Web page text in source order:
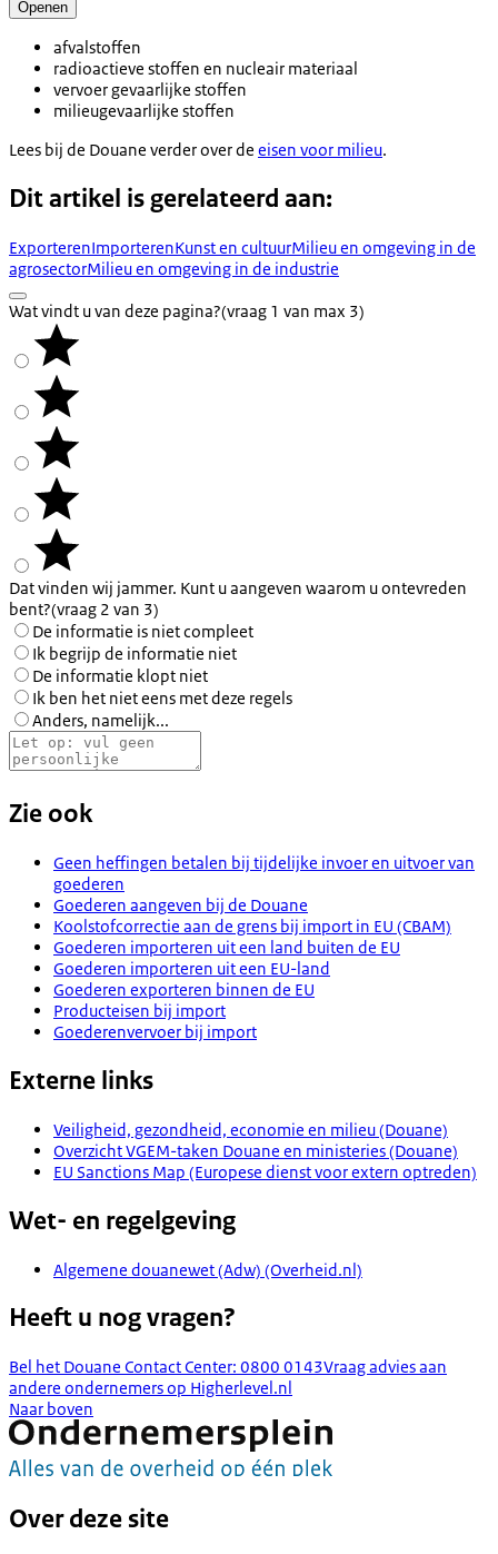
Openen
afvalstoffen
radioactieve stoffen en nucleair materiaal
vervoer gevaarlijke stoffen
milieugevaarlijke stoffen
Lees bij de Douane verder over de eisen voor milieu.
Dit artikel is gerelateerd aan:
ExporterenImporterenKunst en cultuurMilieu en omgeving in de
agrosectorMilieu en omgeving in de industrie
Wat vindt u van deze pagina?(vraag 1 van max 3)
Dat vinden wij jammer. Kunt u aangeven waarom u ontevreden
bent?(vraag 2 van 3)
De informatie is niet compleet
Ik begrijp de informatie niet
De informatie klopt niet
Ik ben het niet eens met deze regels
Anders, namelijk...
Zie ook
Geen heffingen betalen bij tijdelijke invoer en uitvoer van
goederen
Goederen aangeven bij de Douane
Koolstofcorrectie aan de grens bij import in EU (CBAM)
Goederen importeren uit een land buiten de EU
Goederen importeren uit een EU-land
Goederen exporteren binnen de EU
Producteisen bij import
Goederenvervoer bij import
Externe links
Veiligheid, gezondheid, economie en milieu (Douane)
Overzicht VGEM-taken Douane en ministeries (Douane)
EU Sanctions Map (Europese dienst voor extern optreden)
Wet- en regelgeving
Algemene douanewet (Adw) (Overheid.nl)
Heeft u nog vragen?
Bel het Douane Contact Center: 0800 0143Vraag advies aan
andere ondernemers op Higherlevel.nl
Naar boven
Over deze site